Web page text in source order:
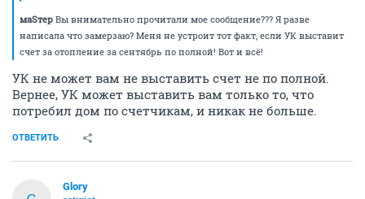
маSтер Вы внимательно прочитали мое сообщение??? Я разве
написала что замерзаю? Меня не устроит тот факт, если УК выставит
счет за отопление за сентябрь по полной! Вот и всё!
УК не может вам не выставить счет не по полной.
Вернее, УК может выставить вам только то, что
потребил дом по счетчикам, и никак не больше.
ОТВЕТИТЬ
Glory